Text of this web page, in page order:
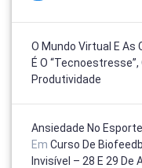
O Mundo Virtual E As
É O
Produtividade
Ansiedade No
Em Curso De
Invisível – 28 E 29 De